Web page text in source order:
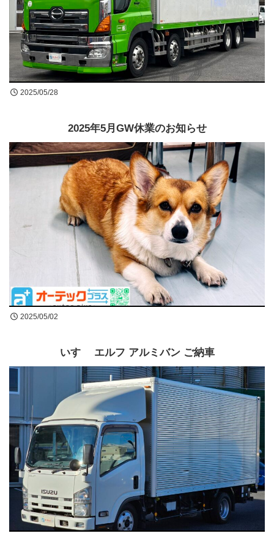
オーテック安心保証
車検・ピットサービス
買取無料査定
お問合せ
LINE公式アカウントはじめました!
2025/05/28
2025年5月GW休業のお知らせ
2025/05/02
いすゞ エルフ アルミバン ご納車